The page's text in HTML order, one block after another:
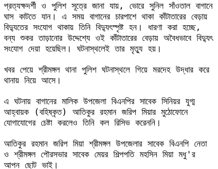
প্রত্যক্ষদর্শী ও পুলিশ সূত্রে জানা যায়, ভোরে সুনিল সাঁওতাল বাগানে
ঘাস কাটতে যান। এ সময় বাগানের চারপাশে থাকা কাঁটাতারের বেড়ায়
বিদ্যুতের সংযোগ থাকায় তিনি বিদ্যুৎস্পৃষ্ট হন। ধারণা করা হচ্ছে,
বন্য শুকর তাড়ানোর উদ্দেশ্যে ওই কাঁটাতারের বেড়ায় অবৈধভাবে বিদ্যুৎ
সংযোগ দেয়া হয়েছিল। ঘটনাস্থলেই তার মৃত্যু হয়।
খবর পেয়ে শ্রীমঙ্গল থানা পুলিশ ঘটনাস্থলে গিয়ে মরদেহ উদ্ধার করে
থানায় নিয়ে আসে।
এ ঘটনায় বাগানের মালিক উপজেলা বিএনপির সাবেক সিনিয়র যুগ্ম
আহ্বায়ক (বহিষ্কৃত) আতিকুর রহমান জরিপ মিয়ার মুঠোফোনে
যোগাযোগের চেষ্টা করলেও তিনি কল রিসিভ করেননি।
আতিকুর রহমান জরিপ মিয়া শ্রীমঙ্গল উপজেলার সাবেক বিএনপি নেতা
ও শ্রীমঙ্গল পৌরসভার সাবেক মেয়র শিল্পপতি মহসিন মিয়া মধু'র
আপন ছোট ভাই।